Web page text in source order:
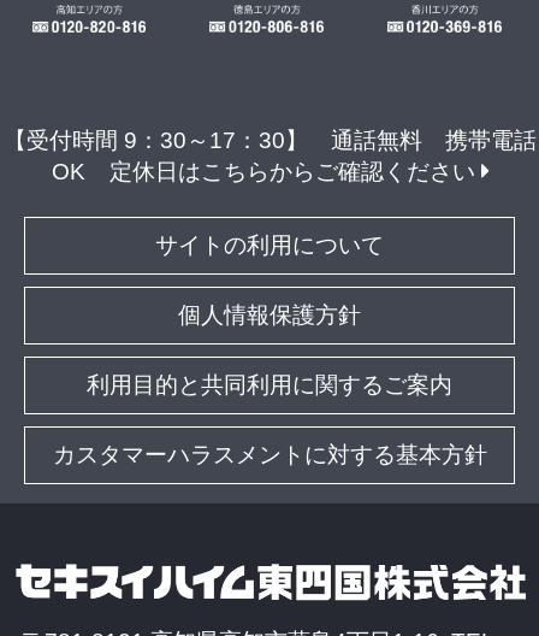
【受付時間 9：30～17：30】 通話無料 携帯電話
OK
定休日はこちらからご確認ください
サイトの利用について
個人情報保護方針
利用目的と共同利用に関するご案内
カスタマーハラスメントに対する基本方針